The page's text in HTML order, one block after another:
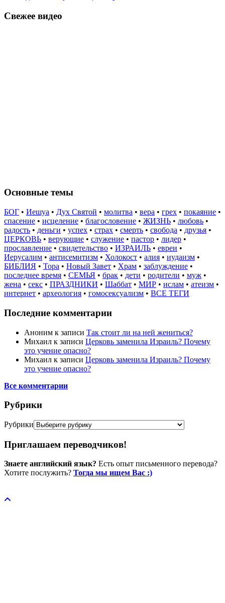
Свежее видео
Основные темы
БОГ • Иешуа • Дух Святой • молитва • вера • грех • покаяние •
спасение • исцеление • благословение • ЖИЗНЬ • любовь •
радость • деньги • успех • страх • смерть • свобода • друзья •
ЦЕРКОВЬ • верующие • служение • пастор • лидер •
прославление • свидетельство • ИЗРАИЛЬ • евреи •
Иерусалим • антисемитизм • Холокост • алия • иудаизм •
БИБЛИЯ • Тора • Новый Завет • Храм • заблуждение •
последнее время • СЕМЬЯ • брак • дети • родители • муж •
жена • секс • ПРАЗДНИКИ • Шаббат • МИР • ислам • атеизм •
интернет • археология • гомосексуализм • ВСЕ ТЕГИ
Последние комментарии
Аноним к записи Так стоит ли на ней жениться?
Михаил к записи Церковь заменила Израиль? Почему
это учение опасно?
Михаил к записи Церковь заменила Израиль? Почему
это учение опасно?
Все комментарии
Рубрики
Рубрики
Приглашаем переводчиков!
Знаете английский язык? Есть опыт письменного перевода?
Хотите послужить? Тогда мы ищем Вас :)